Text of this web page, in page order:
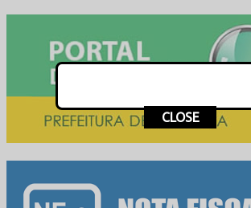
This popup will close in:
CLOSE